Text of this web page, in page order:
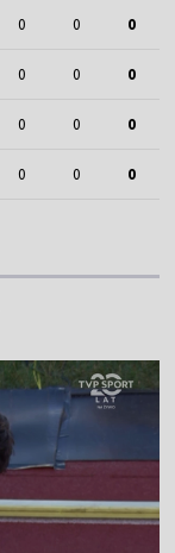
0 0 0
0 0 0
0 0 0
0 0 0